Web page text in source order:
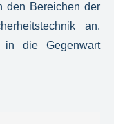
den Bereichen der
an.
die Gegenwart